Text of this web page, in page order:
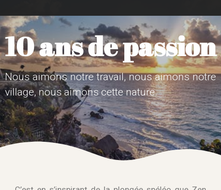
10 ans de passion
Nous aimons notre travail, nous aimons notre
village, nous aimons cette nature.